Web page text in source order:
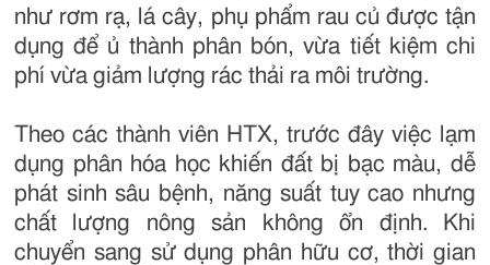
như rơm rạ, lá cây, phụ phẩm rau củ được tận
dụng để ủ thành phân bón, vừa tiết kiệm chi
phí vừa giảm lượng rác thải ra môi trường.
Theo các thành viên HTX, trước đây việc lạm
dụng phân hóa học khiến đất bị bạc màu, dễ
phát sinh sâu bệnh, năng suất tuy cao nhưng
chất lượng nông sản không ổn định. Khi
chuyển sang sử dụng phân hữu cơ, thời gian